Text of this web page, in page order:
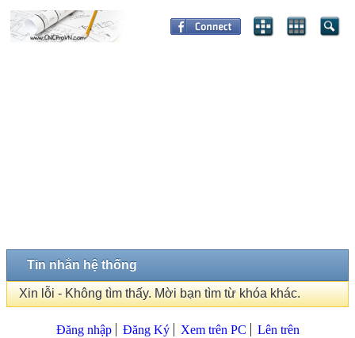
Tin nhắn hệ thống
Xin lỗi - Không tìm thấy. Mời bạn tìm từ khóa khác.
Đăng nhập Đăng Ký Xem trên PC Lên trên